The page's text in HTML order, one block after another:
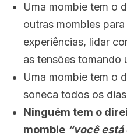
Uma mombie tem o
outras mombies
experiências, lidar
as tensões tomando
Uma mombie tem o
soneca todos os
Ninguém tem o
mombie “você está